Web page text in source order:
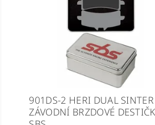
901DS-2 HERI DUAL SINTER
ZÁVODNÍ BRZDOVÉ